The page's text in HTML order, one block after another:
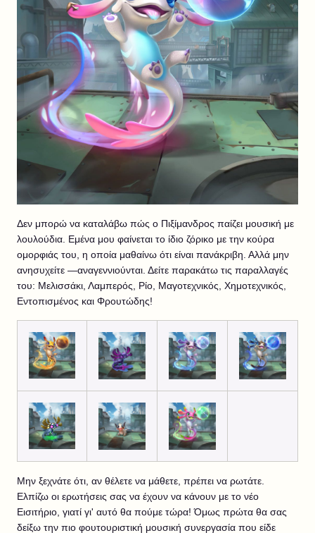
Δεν μπορώ να καταλάβω πώς ο Πιξίμανδρος παίζει μουσική με
λουλούδια. Εμένα μου φαίνεται το ίδιο ζόρικο με την κούρα
ομορφιάς του, η οποία μαθαίνω ότι είναι πανάκριβη. Αλλά μην
ανησυχείτε —αναγεννιούνται. Δείτε παρακάτω τις παραλλαγές
του: Μελισσάκι, Λαμπερός, Ρίο, Μαγοτεχνικός, Χημοτεχνικός,
Εντοπισμένος και Φρουτώδης!
Μην ξεχνάτε ότι, αν θέλετε να μάθετε, πρέπει να ρωτάτε.
Ελπίζω οι ερωτήσεις σας να έχουν να κάνουν με το νέο
Εισιτήριο, γιατί γι' αυτό θα πούμε τώρα! Όμως πρώτα θα σας
δείξω την πιο φουτουριστική μουσική συνεργασία που είδε